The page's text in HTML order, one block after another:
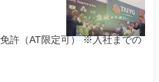
許（AT限定可） ※入社までの